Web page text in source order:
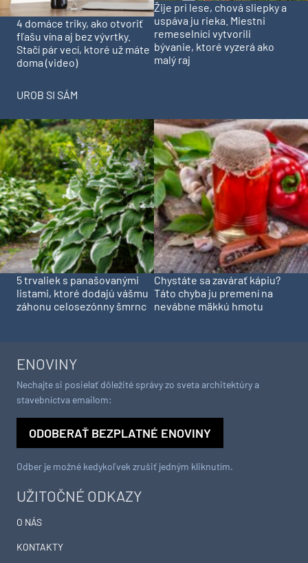
4 domáce triky, ako otvoriť
fľašu vína aj bez vývrtky.
Stačí pár vecí, ktoré už máte
doma (video)
Žije pri lese, chová sliepky a
uspáva ju rieka. Miestni
remeselníci vytvorili
bývanie, ktoré vyzerá ako
malý raj
UROB SI SÁM
5 trvaliek s panašovanými
listami, ktoré dodajú vášmu
záhonu celosezónny šmrnc
Chystáte sa zavárať kápiu?
Táto chyba ju premení na
nevábne mäkkú hmotu
UŽITOČNÉ ODKAZY
O NÁS
KONTAKTY
ENOVINY
Nechajte si posielať dôležité správy zo sveta architektúry a
stavebníctva emailom:
ODOBERAŤ BEZPLATNÉ ENOVINY
Odber je možné kedykoľvek zrušiť jedným kliknutím.